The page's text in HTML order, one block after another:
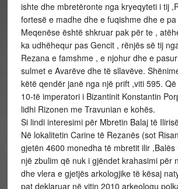
ishte dhe mbretëronte nga kryeqyteti i tij
fortesë e madhe dhe e fuqishme dhe e
Meqenëse është shkruar pak për te ,
ka udhëhequr pas Gencit , rënjës së tij
Rezana e famshme , e njohur dhe e
sulmet e Avarëve dhe të sllavëve.
këtë qendër janë nga një prift ,viti 595.
10-të imperatori i Bizantinit Konstantin
lidhi Rizonen me Travunian e kohës.
Si lindi interesimi për Mbretin Balaj të
Në lokalitetin Carine të Rezanës (sot
gjetën 4600 monedha të mbretit ilir ,Balës
një zbulim që nuk i gjëndet krahasimi për
dhe vlera e gjetjës arkologjike të kësaj
pat deklaruar në vitin 2010 arkeologu